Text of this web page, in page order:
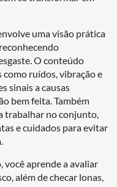
uma visão prática
O conteúdo
ruídos, vibração e
sinais a causas
bem feita. Também
trabalhar no conjunto,
e cuidados para evitar
você aprende a avaliar
além de checar lonas,